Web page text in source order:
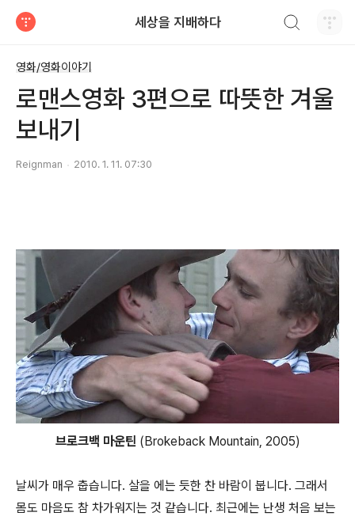
세상을 지배하다
영화/영화이야기
로맨스영화 3편으로 따뜻한 겨울
보내기
Reignman 2010. 1. 11. 07:30
브로크백 마운틴 (Brokeback Mountain, 2005)
날씨가 매우 춥습니다. 살을 에는 듯한 찬 바람이 붑니다. 그래서
몸도 마음도 참 차가워지는 것 같습니다. 최근에는 난생 처음 보는